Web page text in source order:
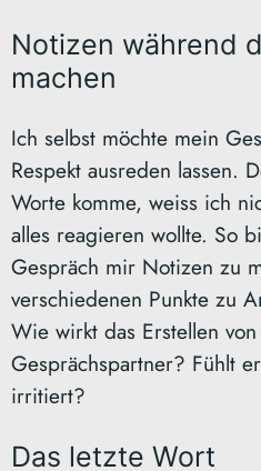
Notizen während
machen
Ich selbst möchte mein
Respekt ausreden lassen.
Worte komme, weiss ich
alles reagieren wollte. So
Gespräch mir Notizen zu
verschiedenen Punkte zu
Wie wirkt das Erstellen
Gesprächspartner? Fühlt
irritiert?
Das letzte Wort